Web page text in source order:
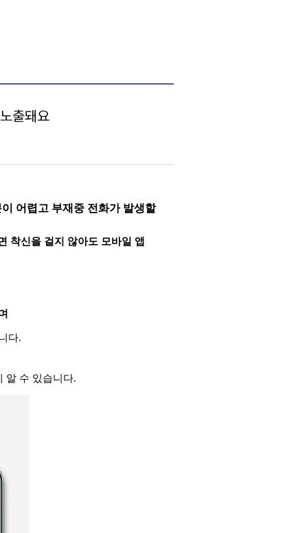
출돼요
어렵고 부재중 전화가 발생할
착신을 걸지 않아도 모바일 앱
다.
알 수 있습니다.